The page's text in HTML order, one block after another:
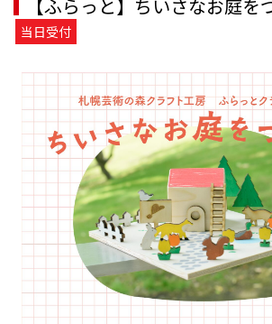
【ふらっと】ちいさなお庭を
当日受付